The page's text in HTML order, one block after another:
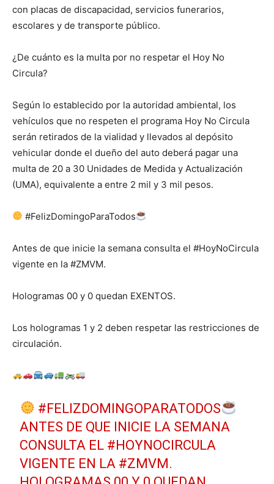
con placas de discapacidad, servicios funerarios,
escolares y de transporte público.
¿De cuánto es la multa por no respetar el Hoy No
Circula?
Según lo establecido por la autoridad ambiental, los
vehículos que no respeten el programa Hoy No Circula
serán retirados de la vialidad y llevados al depósito
vehicular donde el dueño del auto deberá pagar una
multa de 20 a 30 Unidades de Medida y Actualización
(UMA), equivalente a entre 2 mil y 3 mil pesos.
#FelizDomingoParaTodos
Antes de que inicie la semana consulta el #HoyNoCircula
vigente en la #ZMVM.
Hologramas 00 y 0 quedan EXENTOS.
Los hologramas 1 y 2 deben respetar las restricciones de
circulación.
#FELIZDOMINGOPARATODOS
ANTES DE QUE INICIE LA SEMANA
CONSULTA EL #HOYNOCIRCULA
VIGENTE EN LA #ZMVM.